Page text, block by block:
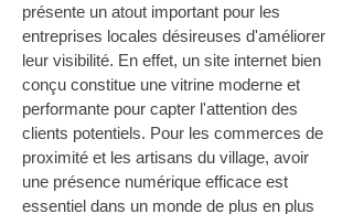
présente un atout important pour les
entreprises locales désireuses d'améliorer
leur visibilité. En effet, un site internet bien
conçu constitue une vitrine moderne et
performante pour capter l'attention des
clients potentiels. Pour les commerces de
proximité et les artisans du village, avoir
une présence numérique efficace est
essentiel dans un monde de plus en plus